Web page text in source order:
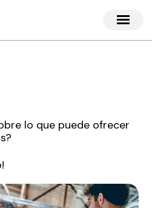
lo que puede ofrecer